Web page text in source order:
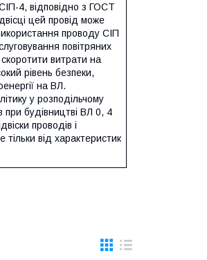
4, відповідно з ГОСТ
цей провід може
проводу СІП
повітряних
скоротити витрати на
рівень безпеки,
на ВЛ.
у розподільчому
при будівництві ВЛ 0, 4
проводів і
від характеристик